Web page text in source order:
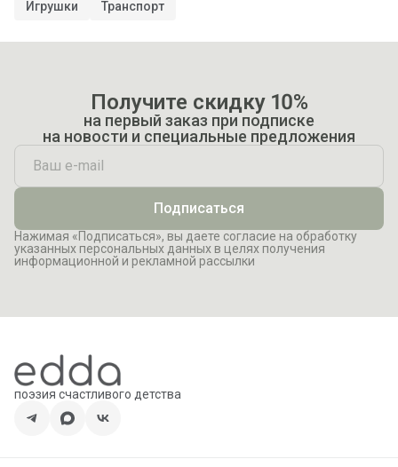
Игрушки Транспорт
Получите скидку 10%
на первый заказ при подписке
на новости и специальные предложения
Подписаться
Нажимая «Подписаться», вы даете согласие на обработку
указанных персональных данных в целях получения
информационной и рекламной рассылки
поэзия счастливого детства